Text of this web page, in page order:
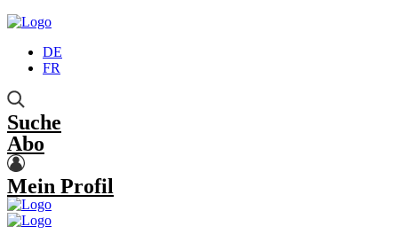
DE
FR
Suche
Abo
Mein Profil